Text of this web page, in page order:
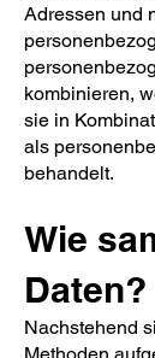
Adressen und
kombinieren,
sie in
als
behandelt.
Wie
Daten?
Nachstehend